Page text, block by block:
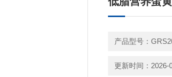
产品型号：
更新时间：2026-